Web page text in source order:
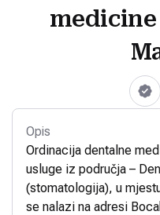
medicine
Opis
Ordinacija dentalne
usluge iz područja –
(stomatologija), u
se nalazi na adresi